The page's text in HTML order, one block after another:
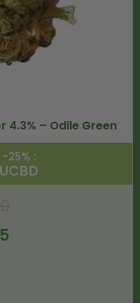
4.3% – Odile Green
25% :